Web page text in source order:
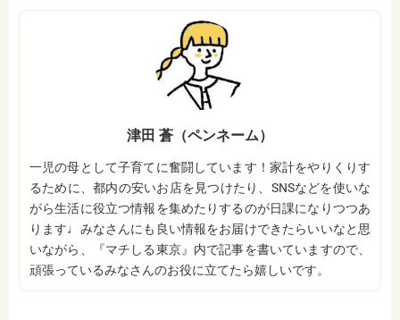
津田 蒼（ペンネーム）
一児の母として子育てに奮闘しています！家計をやりくりす
るために、都内の安いお店を見つけたり、SNSなどを使いな
がら生活に役立つ情報を集めたりするのが日課になりつつあ
ります♩みなさんにも良い情報をお届けできたらいいなと思
いながら、『マチしる東京』内で記事を書いていますので、
頑張っているみなさんのお役に立てたら嬉しいです。